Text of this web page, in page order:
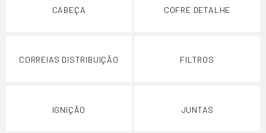
CABEÇA COFRE DETALHE
CORREIAS DISTRIBUIÇÃO FILTROS
IGNIÇÃO JUNTAS